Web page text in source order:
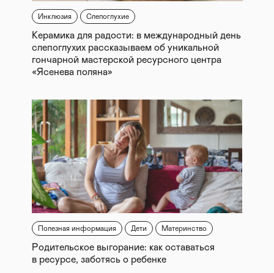
Инклюзия Слепоглухие
Керамика для радости: в международный день
слепоглухих рассказываем об уникальной
гончарной мастерской ресурсного центра
«Ясенева поляна»
Полезная информация Дети Материнство
Родительское выгорание: как оставаться
в ресурсе, заботясь о ребенке